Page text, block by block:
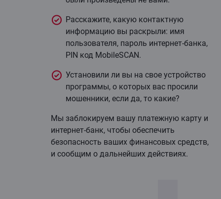
Расскажите, какую контактную
информацию вы раскрыли: имя
пользователя, пароль интернет-банка,
PIN код MobileSCAN.
Установили ли вы на свое устройство
программы, о которых вас просили
мошенники, если да, то какие?
Мы заблокируем вашу платежную карту и
интернет-банк, чтобы обеспечить
безопасность ваших финансовых средств,
и сообщим о дальнейших действиях.